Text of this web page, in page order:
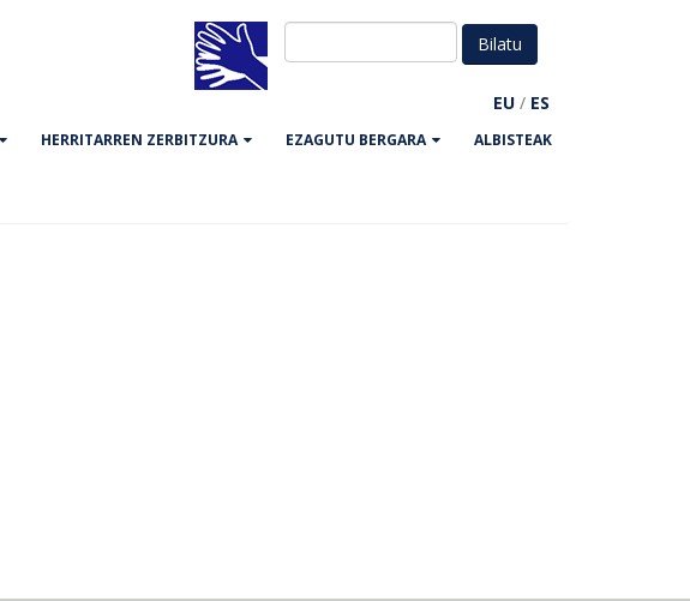
EU / ES
HERRITARREN ZERBITZURA EZAGUTU BERGARA ALBISTEAK